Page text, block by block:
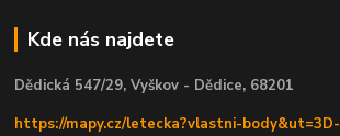
Kde nás najdete
Dědická 547/29, Vyškov - Dědice, 68201
https://mapy.cz/letecka?vlastni-body&ut=3D-